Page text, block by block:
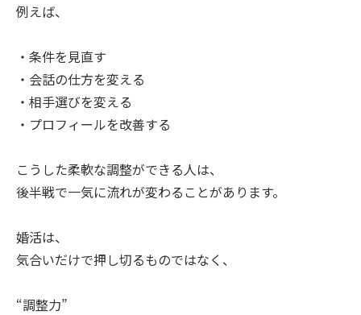
例えば、
・条件を見直す
・会話の仕方を変える
・相手選びを変える
・プロフィールを改善する
こうした柔軟な調整ができる人は、
後半戦で一気に流れが変わることがあります。
婚活は、
気合いだけで押し切るものではなく、
“調整力”